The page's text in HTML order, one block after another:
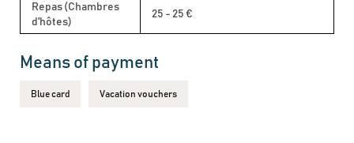
Repas (Chambres
d'hôtes)
25 - 25 €
Means of payment
Blue card Vacation vouchers